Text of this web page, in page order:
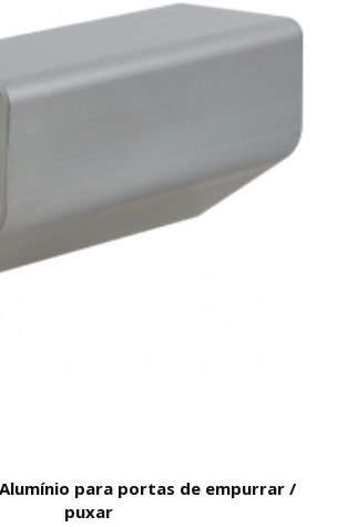
para portas de empurrar /
puxar